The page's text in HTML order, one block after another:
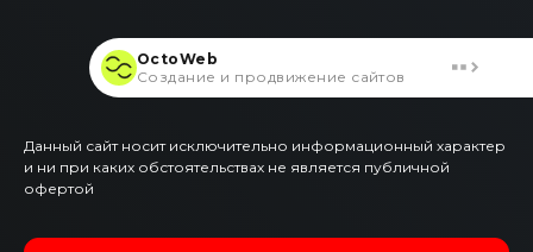
Данный сайт носит исключительно информационный характер
и ни при каких обстоятельствах не является публичной
офертой
OctoWeb
Создание и продвижение сайтов